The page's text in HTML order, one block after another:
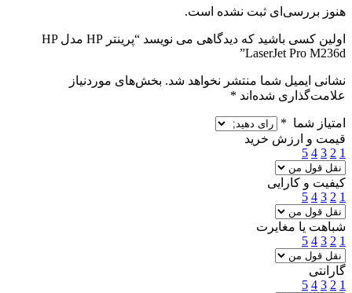
هنوز بررسی‌ای ثبت نشده است.
اولین کسی باشید که دیدگاهی می نویسد “پرینتر HP مدل HP
LaserJet Pro M236d”
نشانی ایمیل شما منتشر نخواهد شد. بخش‌های موردنیاز
علامت‌گذاری شده‌اند *
امتیاز شما *
قیمت و ارزش خرید
1
2
3
4
5
کیفیت و کارایی
1
2
3
4
5
شباهت یا مغایرت
1
2
3
4
5
گارانتی
1
2
3
4
5